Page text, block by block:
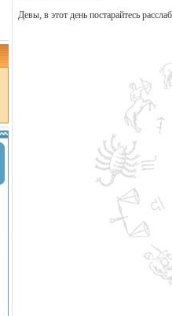
Девы, в этот день постарайтесь